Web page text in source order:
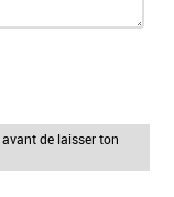
avant de laisser ton